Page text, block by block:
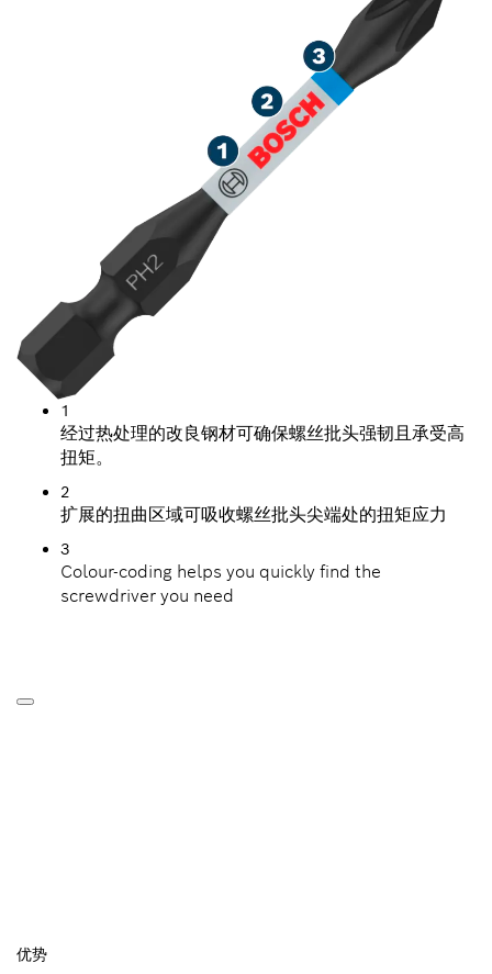
1
经过热处理的改良钢材可确保螺丝批头强韧且承受高
扭矩。
2
扩展的扭曲区域可吸收螺丝批头尖端处的扭矩应力
3
Colour-coding helps you quickly find the
screwdriver you need
优势